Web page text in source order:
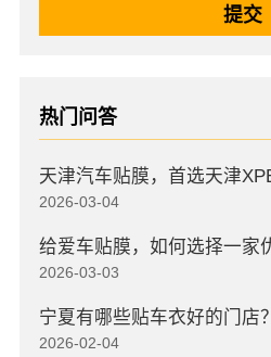
热门问答
2026-03-04
给爱车贴膜，如何选择一家
2026-03-03
宁夏有哪些贴车衣好的门店？
2026-02-04